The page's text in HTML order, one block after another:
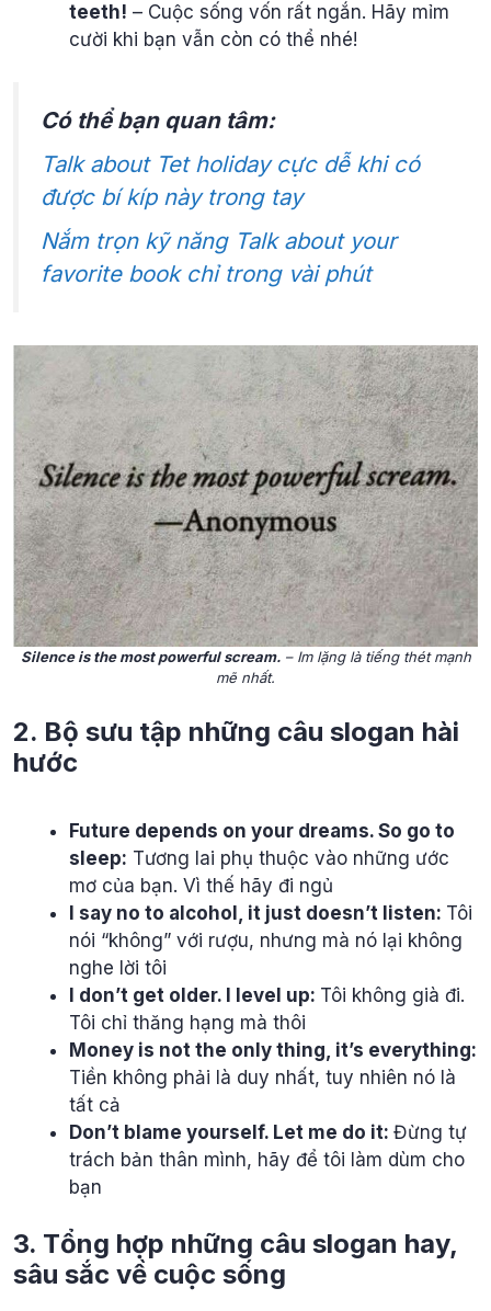
teeth! – Cuộc sống vốn rất ngắn. Hãy mỉm
cười khi bạn vẫn còn có thể nhé!
Có thể bạn quan tâm:
Talk about Tet holiday cực dễ khi có
được bí kíp này trong tay
Nắm trọn kỹ năng Talk about your
favorite book chỉ trong vài phút
Silence is the most powerful scream.– Im lặng là tiếng thét mạnh
mẽ nhất.
2. Bộ sưu tập những câu slogan hài
hước
Future depends on your dreams. So go to
sleep: Tương lai phụ thuộc vào những ước
mơ của bạn. Vì thế hãy đi ngủ
I say no to alcohol, it just doesn’t listen: Tôi
nói “không” với rượu, nhưng mà nó lại không
nghe lời tôi
I don’t get older. I level up: Tôi không già đi.
Tôi chỉ thăng hạng mà thôi
Money is not the only thing, it’s everything:
Tiền không phải là duy nhất, tuy nhiên nó là
tất cả
Don’t blame yourself. Let me do it: Đừng tự
trách bản thân mình, hãy để tôi làm dùm cho
bạn
3. Tổng hợp những câu slogan hay,
sâu sắc về cuộc sống